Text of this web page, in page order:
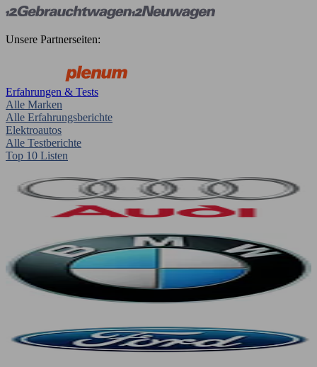
Unsere Partnerseiten:
Erfahrungen & Tests
Alle Marken
Alle Erfahrungsberichte
Elektroautos
Alle Testberichte
Top 10 Listen